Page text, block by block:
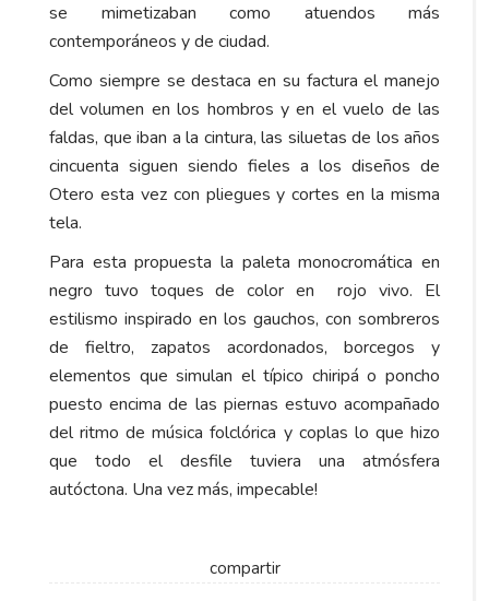
se mimetizaban como atuendos más
contemporáneos y de ciudad.
Como siempre se destaca en su factura el manejo
del volumen en los hombros y en el vuelo de las
faldas, que iban a la cintura, las siluetas de los años
cincuenta siguen siendo fieles a los diseños de
Otero esta vez con pliegues y cortes en la misma
tela.
Para esta propuesta la paleta monocromática en
negro tuvo toques de color en rojo vivo. El
estilismo inspirado en los gauchos, con sombreros
de fieltro, zapatos acordonados, borcegos y
elementos que simulan el típico chiripá o poncho
puesto encima de las piernas estuvo acompañado
del ritmo de música folclórica y coplas lo que hizo
que todo el desfile tuviera una atmósfera
autóctona. Una vez más, impecable!
compartir